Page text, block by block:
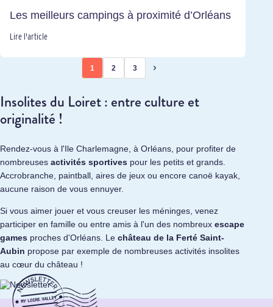
Les meilleurs campings à proximité d’Orléans
Lire l'article
1 2 3
Insolites du Loiret : entre culture et
originalité !
Rendez-vous à l'Ile Charlemagne, à Orléans, pour profiter de
nombreuses activités sportives pour les petits et grands.
Accrobranche, paintball, aires de jeux ou encore canoë kayak,
aucune raison de vous ennuyer.
Si vous aimer jouer et vous creuser les méninges, venez
participer en famille ou entre amis à l'un des nombreux escape
games proches d'Orléans. Le château de la Ferté Saint-
Aubin propose par exemple de nombreuses activités insolites
au cœur du château !